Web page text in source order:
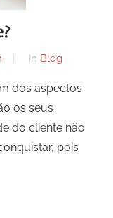
In Blog
dos aspectos
os seus
do cliente não
pois